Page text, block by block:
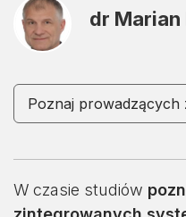
dr Marian
Poznaj prowadzących
W czasie studiów